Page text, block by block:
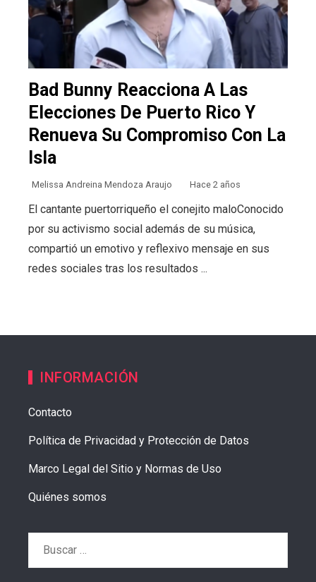
Bad Bunny Reacciona A Las
Elecciones De Puerto Rico Y
Renueva Su Compromiso Con La
Isla
Melissa Andreina Mendoza Araujo Hace 2 años
El cantante puertorriqueño el conejito maloConocido
por su activismo social además de su música,
compartió un emotivo y reflexivo mensaje en sus
redes sociales tras los resultados ...
INFORMACIÓN
Contacto
Política de Privacidad y Protección de Datos
Marco Legal del Sitio y Normas de Uso
Quiénes somos